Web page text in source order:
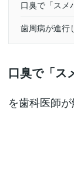
口臭で「ス
歯周病が進行
口臭で「ス
を歯科医師